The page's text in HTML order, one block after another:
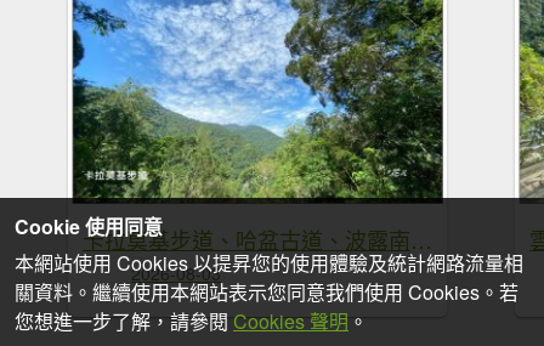
卡拉莫基步道、哈盆古道、波露南山 連走
2026-08-03
Cookie 使用同意
本網站使用 Cookies 以提昇您的使用體驗及統計網路流量相
關資料。繼續使用本網站表示您同意我們使用 Cookies。若
您想進一步了解，請參閱 Cookies 聲明 。